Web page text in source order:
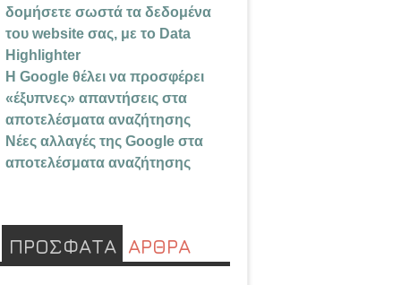
δομήσετε σωστά τα δεδομένα
του website σας, με το Data
Highlighter
Η Google θέλει να προσφέρει
«έξυπνες» απαντήσεις στα
αποτελέσματα αναζήτησης
Νέες αλλαγές της Google στα
αποτελέσματα αναζήτησης
ΠΡΟΣΦΑΤΑ ΑΡΘΡΑ